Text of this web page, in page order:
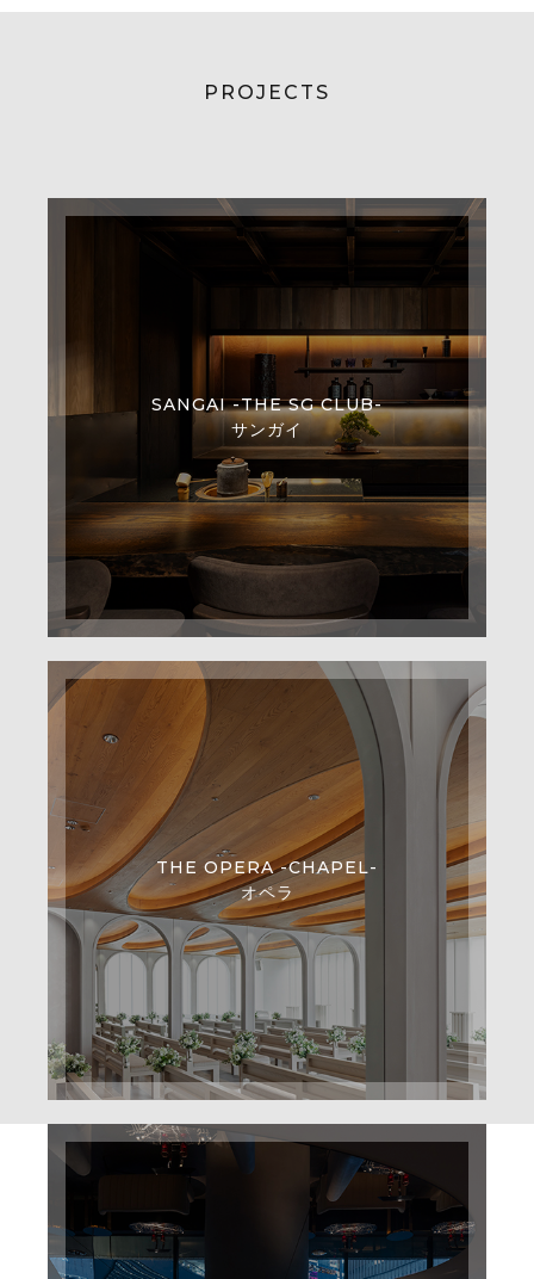
PROJECTS
SANGAI -THE SG CLUB-
サンガイ
THE OPERA -CHAPEL-
オペラ